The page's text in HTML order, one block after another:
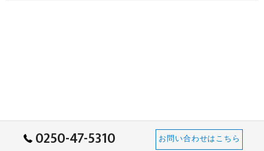
0250-47-5310 お問い合わせはこちら